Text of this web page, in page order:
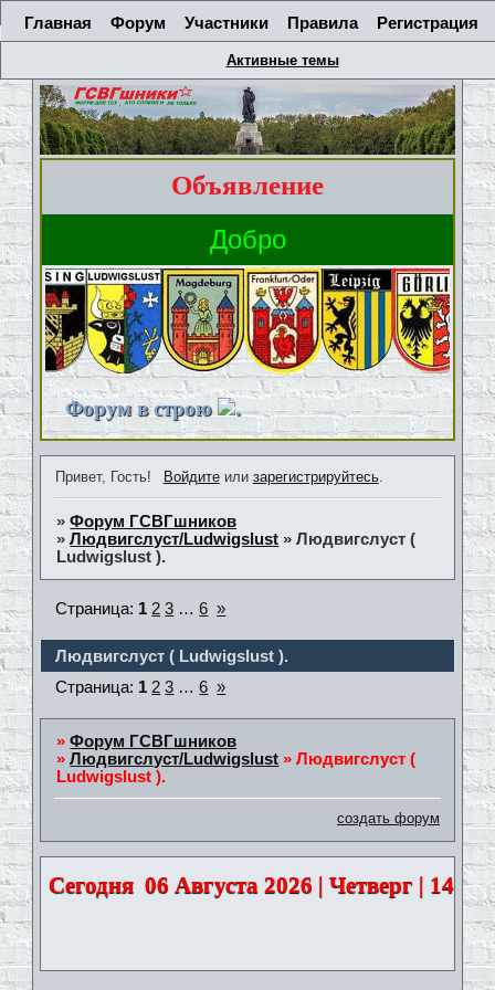
Главная Форум Участники Правила Регистрация
Активные темы
Объявление
Форум в строю .
Привет, Гость! Войдитеили зарегистрируйтесь.
»Форум ГСВГшников
»Людвигслуст/Ludwigslust »Людвигслуст (
Ludwigslust ).
Людвигслуст ( Ludwigslust ).
Страница: 1 2 3 … 6 »
Страница: 1 2 3 … 6 »
»Форум ГСВГшников
»Людвигслуст/Ludwigslust »Людвигслуст (
Ludwigslust ).
создать форум
Сегодня 06 Августа 2026 | Четверг |